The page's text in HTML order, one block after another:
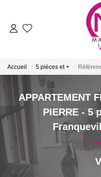
FAIRE
Accueil 5 pièces et +
APPARTEMENT
PIERRE - 5